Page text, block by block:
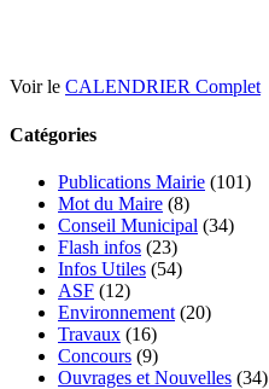
Voir le CALENDRIER Complet
Catégories
Publications Mairie (101)
Mot du Maire (8)
Conseil Municipal (34)
Flash infos (23)
Infos Utiles (54)
ASF (12)
Environnement (20)
Travaux (16)
Concours (9)
Ouvrages et Nouvelles (34)